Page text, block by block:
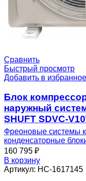
Сравнить
Быстрый просмотр
Добавить в избранное
Блок
наружный
SHUFT SDVC-
Фреоновые системы
конденсаторные
160 795 ₽
В корзину
Артикул: НС-1617145